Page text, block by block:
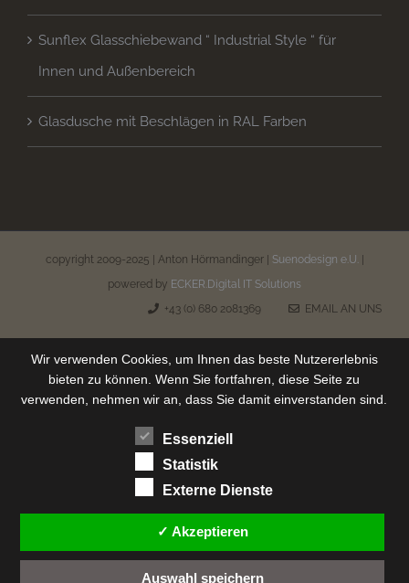
Sunflex Glasschiebewand “ Industrial Style “ für
Innen und Außenbereich
Glasdusche mit Beschlägen in RAL Farben
copyright 2009-2025 | Anton Hörmandinger | Suenodesign e.U.|
powered by ECKER.Digital IT Solutions
+43 (0) 680 2081369
EMAIL AN UNS
Wir verwenden Cookies, um Ihnen das beste Nutzererlebnis
bieten zu können. Wenn Sie fortfahren, diese Seite zu
verwenden, nehmen wir an, dass Sie damit einverstanden sind.
Essenziell
Statistik
Externe Dienste
✓ Akzeptieren
Auswahl speichern